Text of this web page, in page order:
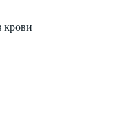
крови